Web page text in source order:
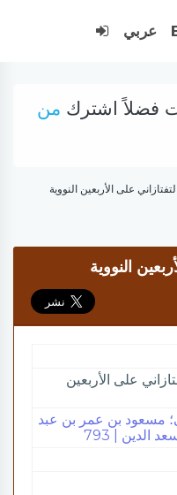
عربي
فضلاً اشترك من
على الأربعين النووية
النووية
على الأربعين
مسعود بن عمر بن عبد
الدين | 793